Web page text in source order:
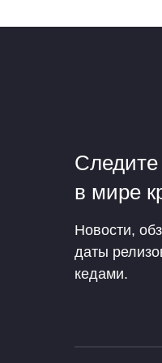
в мире
Новости,
даты
кедами.